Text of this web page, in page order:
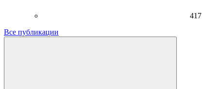
417
Все публикации